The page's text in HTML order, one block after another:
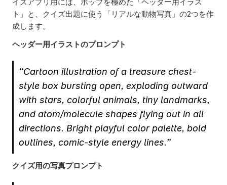
ト」と、クイズ出題に使う「リアルな動物写真」の2つを作
成します。
ヘッダー用イラストのプロンプト
“Cartoon illustration of a treasure chest-
style box bursting open, exploding outward
with stars, colorful animals, tiny landmarks,
and atom/molecule shapes flying out in all
directions. Bright playful color palette, bold
outlines, comic-style energy lines.”
クイズ用の写真プロンプト